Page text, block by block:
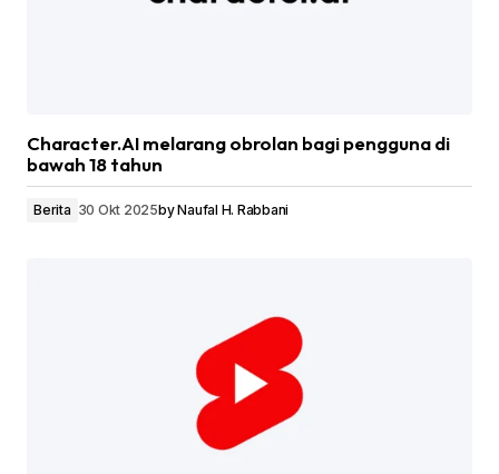
Character.AI melarang obrolan bagi pengguna di
bawah 18 tahun
Berita 30 Okt 2025byNaufal H. Rabbani